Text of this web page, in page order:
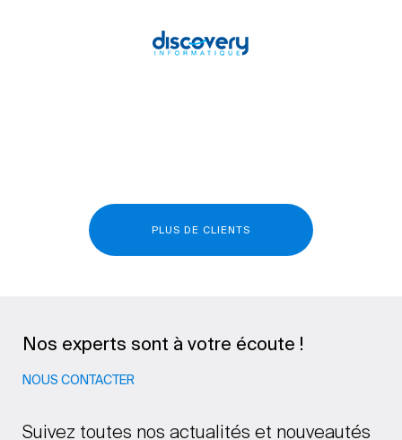
PLUS DE CLIENTS
Nos experts sont à votre écoute !
NOUS CONTACTER
Suivez toutes nos actualités et nouveautés